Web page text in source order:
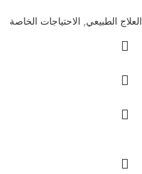
العلاج الطبيعي الاحتياجات الخاصة